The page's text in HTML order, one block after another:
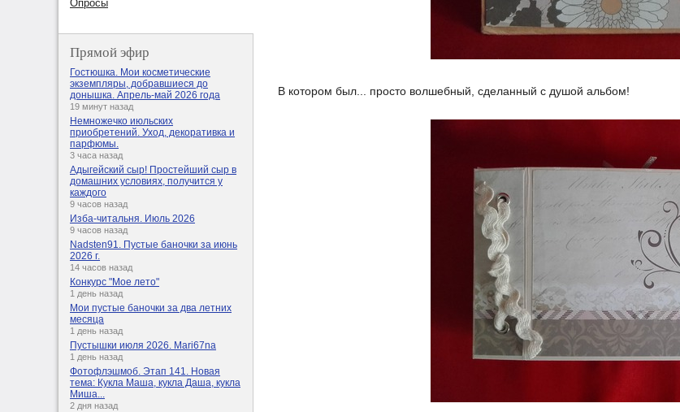
В котором был... просто волшебный, сделанный с душой альбом!
Опросы
Прямой эфир
Гостюшка. Мои косметические
экземпляры, добравшиеся до
донышка. Апрель-май 2026 года
19 минут назад
Немножечко июльских
приобретений. Уход, декоративка и
парфюмы.
3 часа назад
Адыгейский сыр! Простейший сыр в
домашних условиях, получится у
каждого
9 часов назад
Изба-читальня. Июль 2026
9 часов назад
Nadsten91. Пустые баночки за июнь
2026 г.
14 часов назад
Конкурс "Мое лето"
1 день назад
Мои пустые баночки за два летних
месяца
1 день назад
Пустышки июля 2026. Mari67na
1 день назад
Фотофлэшмоб. Этап 141. Новая
тема: Кукла Маша, кукла Даша, кукла
Миша...
2 дня назад